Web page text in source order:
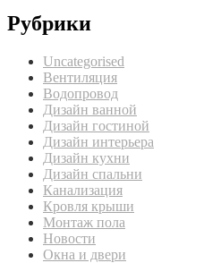
Рубрики
Uncategorised
Вентиляция
Водопровод
Дизайн ванной
Дизайн гостиной
Дизайн интерьера
Дизайн кухни
Дизайн спальни
Канализация
Кровля крыши
Монтаж пола
Новости
Окна и двери